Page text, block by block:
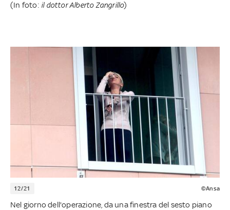
(In foto: il dottor Alberto Zangrillo)
12/21 ©Ansa
Nel giorno dell'operazione, da una finestra del sesto piano